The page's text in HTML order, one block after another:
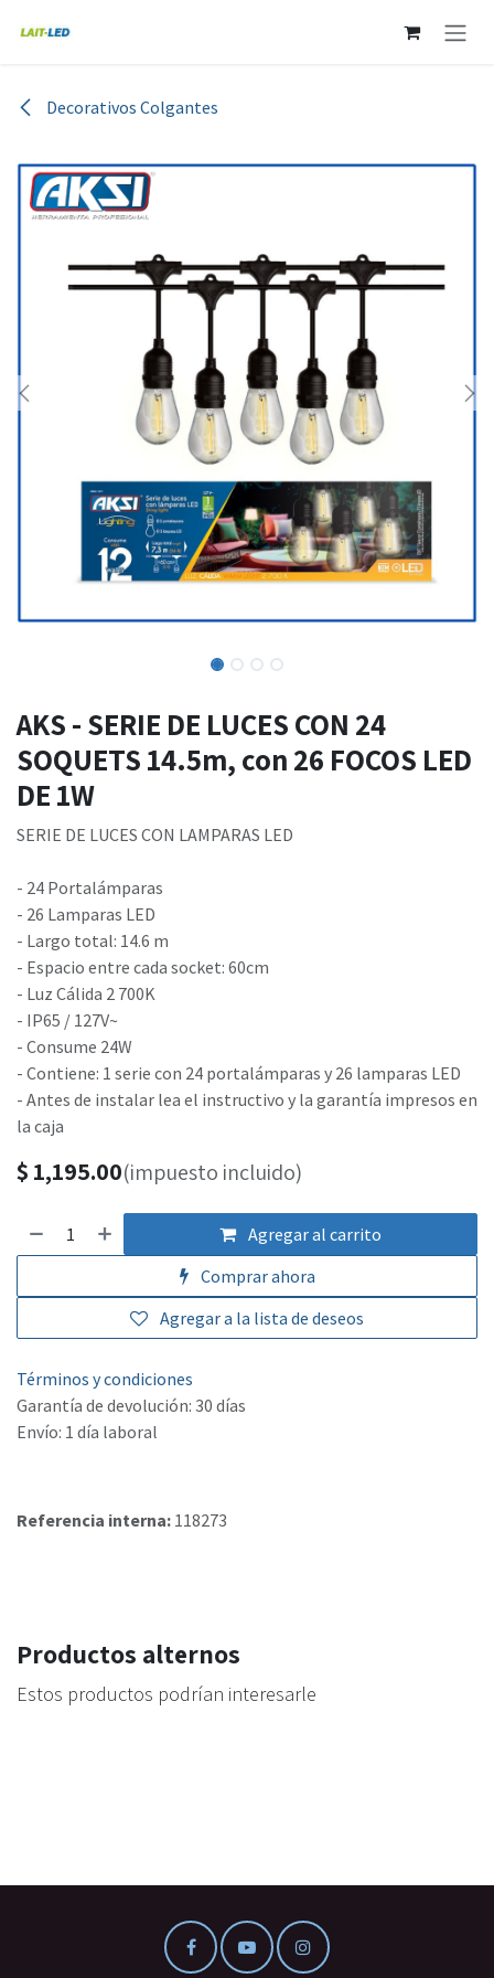
Decorativos Colgantes
AKS - SERIE DE LUCES CON 24
SOQUETS 14.5m, con 26 FOCOS LED
DE 1W
SERIE DE LUCES CON LAMPARAS LED
- 24 Portalámparas
- 26 Lamparas LED
- Largo total: 14.6 m
- Espacio entre cada socket: 60cm
- Luz Cálida 2 700K
- IP65 / 127V~
- Consume 24W
- Contiene: 1 serie con 24 portalámparas y 26 lamparas LED
- Antes de instalar lea el instructivo y la garantía impresos en
la caja
$ 1,195.00(impuesto incluido)
Agregar al carrito
Comprar ahora
Agregar a la lista de deseos
Términos y condiciones
Garantía de devolución: 30 días
Envío: 1 día laboral
Referencia interna: 118273
Productos alternos
Estos productos podrían interesarle